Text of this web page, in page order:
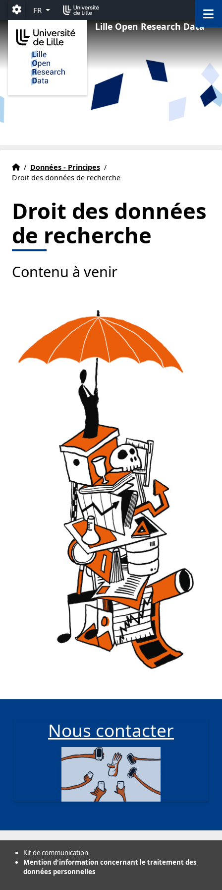
Aller au menu
Aller au contenu
Aller au pied de page
Paramétrage
FR
Lille Open Research Data
Accueil
Accueil
/ Données - Principes /
Droit des données de recherche
Droit des données
de recherche
Contenu à venir
Nous contacter
Kit de communication
Mention d'information concernant le traitement des
données personnelles